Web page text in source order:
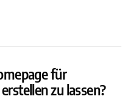
für
zu lassen?